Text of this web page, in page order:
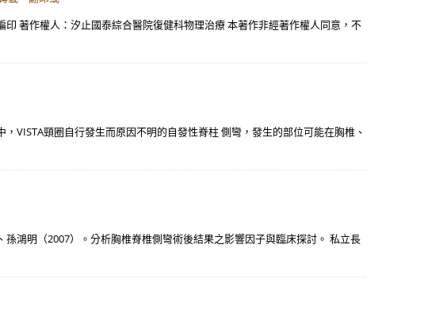
著作權人：汐止國泰綜合醫院復健科物理治療 本著作非經著作權人同意，不
VISTA頸圈自行發生而原因不明的自發性脊柱 側彎，發生的部位可能在胸椎、
鴻明（2007）。分析胸椎脊椎側彎術後結果之影響因子與臨床探討。 私立長